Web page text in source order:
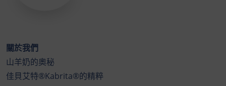
關於我們
山羊奶的奧秘
佳貝艾特®Kabrita®的精粹